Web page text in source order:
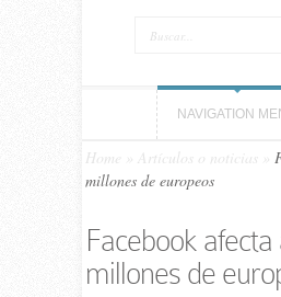
NAVIGATION
Home Artículos o noticias
millones de europeos
Facebook afecta
millones de